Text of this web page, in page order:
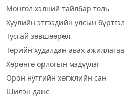
Монгол хэлний тайлбар толь
Хуулийн этгээдийн улсын бүртгэл
Тусгай зөвшөөрөл
Төрийн худалдан авах ажиллагаа
Хөрөнгө орлогын мэдүүлэг
Орон нутгийн хөгжлийн сан
Шилэн данс